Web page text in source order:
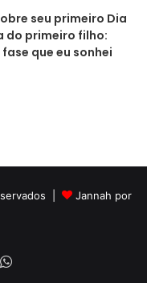
seu primeiro Dia
do primeiro filho:
que eu sonhei
|
Jannah por
WhatsApp